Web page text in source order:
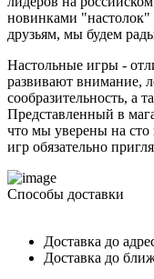
новинками
друзьям, мы будем
Настольные игры -
развивают внимание,
сообразительность, а
Представленный в
что мы уверены на сто
игр обязательно
Способы доставки
Доставка до
Доставка до